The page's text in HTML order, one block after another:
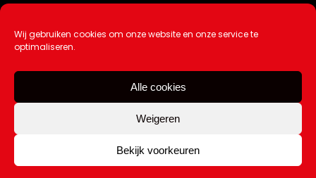
Wij gebruiken cookies om onze website en onze service te
optimaliseren.
Alle cookies
Weigeren
Bekijk voorkeuren
Ontwikkeling / Hosting doorAtSea
Over Ons |Tip de redactie
Contact
Copyright Kattuk.nl 2003-2026